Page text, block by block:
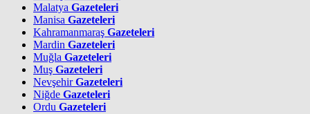
Malatya Gazeteleri
Manisa Gazeteleri
Kahramanmaraş Gazeteleri
Mardin Gazeteleri
Muğla Gazeteleri
Muş Gazeteleri
NevşehirGazeteleri
Niğde Gazeteleri
Ordu Gazeteleri